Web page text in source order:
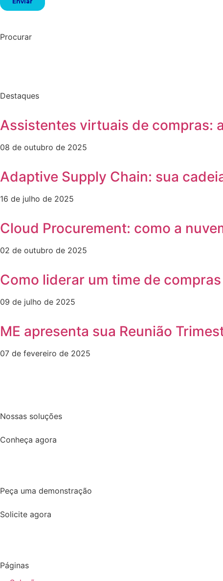
Procurar
Destaques
Assistentes virtuais de compras:
08 de outubro de 2025
Adaptive Supply Chain: sua
16 de julho de 2025
Cloud Procurement: como a
02 de outubro de 2025
Como liderar um time de
09 de julho de 2025
ME apresenta sua Reunião
07 de fevereiro de 2025
Nossas soluções
Conheça agora
Peça uma demonstração
Solicite agora
Páginas